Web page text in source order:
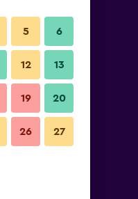
5 6
12 13
19 20
26 27